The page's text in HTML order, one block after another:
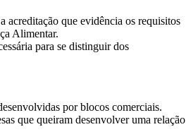
acreditação que evidência os requisitos
Alimentar.
para se distinguir dos
por blocos comerciais.
que queiram desenvolver uma relação